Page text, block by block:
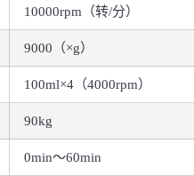
10000rpm（转/分）
9000（×g）
100ml×4（4000rpm）
90kg
0min～60min